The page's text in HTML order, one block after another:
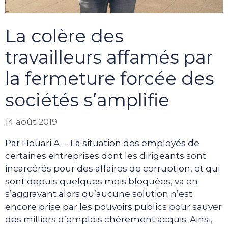
La colère des
travailleurs affamés par
la fermeture forcée des
sociétés s’amplifie
14 août 2019
Par Houari A. – La situation des employés de
certaines entreprises dont les dirigeants sont
incarcérés pour des affaires de corruption, et qui
sont depuis quelques mois bloquées, va en
s’aggravant alors qu’aucune solution n’est
encore prise par les pouvoirs publics pour sauver
des milliers d’emplois chèrement acquis. Ainsi,